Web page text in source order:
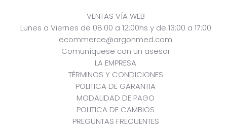
VENTAS VÍA WEB
Lunes a Viernes de 08:00 a 12:00hs y de 13:00 a 17:00
ecommerce@argonmed.com
Comuníquese con un asesor
LA EMPRESA
TÉRMINOS Y CONDICIONES
POLITICA DE GARANTIA
MODALIDAD DE PAGO
POLITICA DE CAMBIOS
PREGUNTAS FRECUENTES